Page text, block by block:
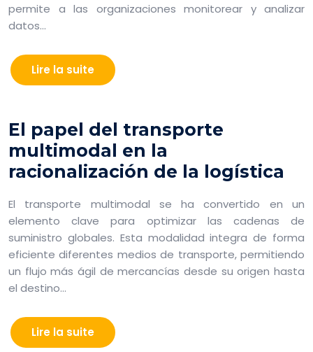
permite a las organizaciones monitorear y analizar
datos…
Lire la suite
El papel del transporte
multimodal en la
racionalización de la logística
El transporte multimodal se ha convertido en un
elemento clave para optimizar las cadenas de
suministro globales. Esta modalidad integra de forma
eficiente diferentes medios de transporte, permitiendo
un flujo más ágil de mercancías desde su origen hasta
el destino…
Lire la suite